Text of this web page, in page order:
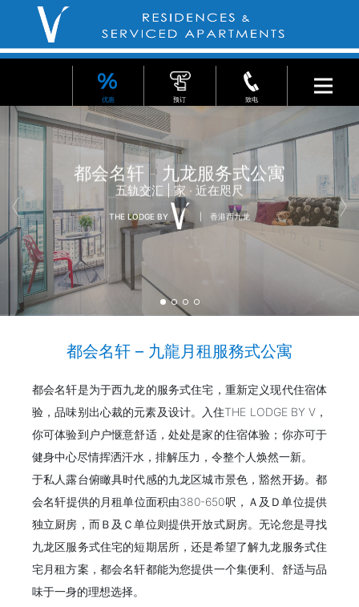
都会名轩 - 九龙服务式公寓
五轨交汇 | 家 ‧ 近在咫尺
THE LODGE BY 香港西九龙
都会名轩 – 九龍月租服務式公寓
都会名轩是为于西九龙的服务式住宅，重新定义现代住宿体
验，品味别出心裁的元素及设计。入住THE LODGE BY V，
你可体验到户户惬意舒适，处处是家的住宿体验；你亦可于
健身中心尽情挥洒汗水，排解压力，令整个人焕然一新。
于私人露台俯瞰具时代感的九龙区城市景色，豁然开扬。都
会名轩提供的月租单位面积由380-650呎，Ａ及Ｄ单位提供
独立厨房，而Ｂ及Ｃ单位则提供开放式厨房。无论您是寻找
九龙区服务式住宅的短期居所，还是希望了解九龙服务式住
宅月租方案，都会名轩都能为您提供一个集便利、舒适与品
味于一身的理想选择。
优惠 预订 致电